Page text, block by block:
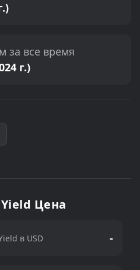
за все время
г.)
Цена
в USD -